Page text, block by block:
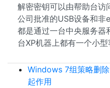
解密密钥可以由帮助台访
公司批准的USB设备和
都是通过一台中央服务
台XP机器上都有一个小
Windows 7组策略删
起作用